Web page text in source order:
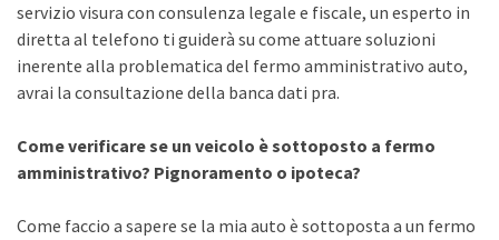
servizio visura con consulenza legale e fiscale, un esperto in
diretta al telefono ti guiderà su come attuare soluzioni
inerente alla problematica del fermo amministrativo auto,
avrai la consultazione della banca dati pra.
Come verificare se un veicolo è sottoposto a fermo
amministrativo? Pignoramento o ipoteca?
Come faccio a sapere se la mia auto è sottoposta a un fermo